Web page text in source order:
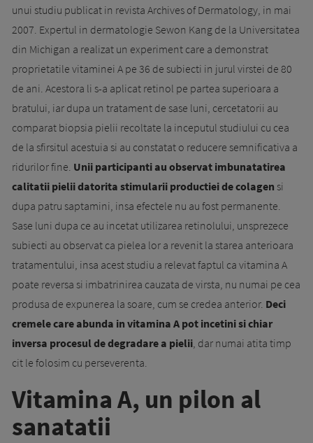
unui studiu publicat in revista Archives of Dermatology, in mai
2007. Expertul in dermatologie Sewon Kang de la Universitatea
din Michigan a realizat un experiment care a demonstrat
proprietatile vitaminei A pe 36 de subiecti in jurul virstei de 80
de ani. Acestora li s-a aplicat retinol pe partea superioara a
bratului, iar dupa un tratament de sase luni, cercetatorii au
comparat biopsia pielii recoltate la inceputul studiului cu cea
de la sfirsitul acestuia si au constatat o reducere semnificativa a
ridurilor fine. Unii participanti au observat imbunatatirea
calitatii pielii datorita stimularii productiei de colagen si
dupa patru saptamini, insa efectele nu au fost permanente.
Sase luni dupa ce au incetat utilizarea retinolului, unsprezece
subiecti au observat ca pielea lor a revenit la starea anterioara
tratamentului, insa acest studiu a relevat faptul ca vitamina A
poate reversa si imbatrinirea cauzata de virsta, nu numai pe cea
produsa de expunerea la soare, cum se credea anterior. Deci
cremele care abunda in vitamina A pot incetini si chiar
inversa procesul de degradare a pielii , dar numai atita timp
cit le folosim cu perseverenta.
Vitamina A, un pilon al
sanatatii